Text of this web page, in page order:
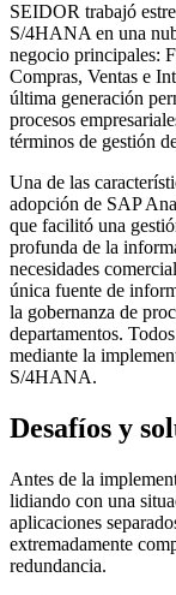
SEIDOR trabajó
S/4HANA en una
negocio principales:
Compras, Ventas e
última generación
procesos
términos de gestión
Una de las
adopción de SAP
que facilitó una
profunda de la
necesidades
única fuente de
la gobernanza de
departamentos.
mediante la
S/4HANA.
Desafíos y
Antes de la
lidiando con una
aplicaciones
extremadamente
redundancia.